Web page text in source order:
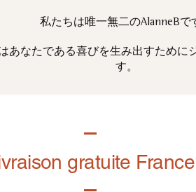
私たちは唯一無二のAlanneBで
あなたである喜びを生み出すために
す。
gratuite France